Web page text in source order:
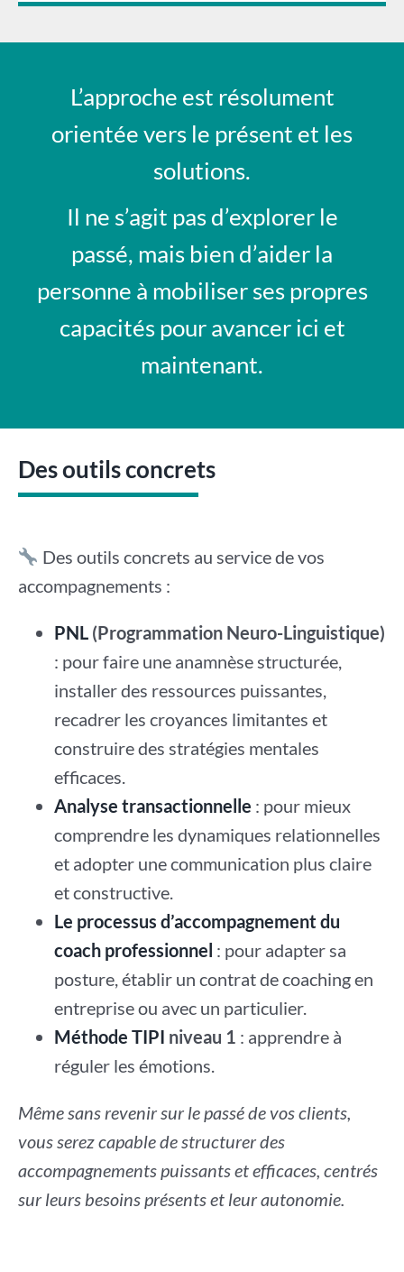
L’approche est résolument
orientée vers le présent et les
solutions.
Il ne s’agit pas d’explorer le
passé, mais bien d’aider la
personne à mobiliser ses propres
capacités pour avancer ici et
maintenant.
Des outils concrets
Des outils concrets au service de vos
accompagnements :
PNL(Programmation Neuro-Linguistique)
: pour faire une anamnèse structurée,
installer des ressources puissantes,
recadrer les croyances limitantes et
construire des stratégies mentales
efficaces.
Analyse transactionnelle : pour mieux
comprendre les dynamiques relationnelles
et adopter une communication plus claire
et constructive.
Le processus d’accompagnement du
coach professionnel : pour adapter sa
posture, établir un contrat de coaching en
entreprise ou avec un particulier.
Méthode TIPI niveau 1 : apprendre à
réguler les émotions.
Même sans revenir sur le passé de vos clients,
vous serez capable de structurer des
accompagnements puissants et efficaces, centrés
sur leurs besoins présents et leur autonomie.